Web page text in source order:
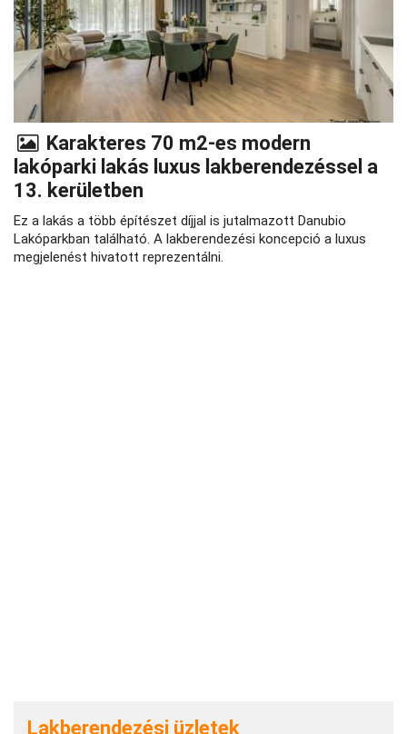
Karakteres 70 m2-es modern
lakóparki lakás luxus lakberendezéssel a
13. kerületben
Ez a lakás a több építészet díjjal is jutalmazott Danubio
Lakóparkban található. A lakberendezési koncepció a luxus
megjelenést hivatott reprezentálni.
Lakberendezési üzletek